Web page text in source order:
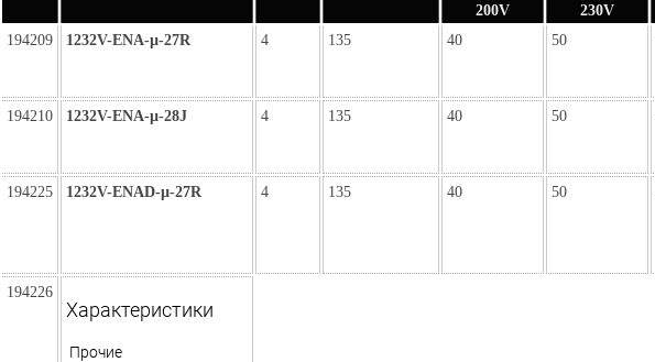
200V
230V
194209 1232V-ENA-µ-27R 4 135 40 50
194210 1232V-ENA-µ-28J 4 135 40 50
194225 1232V-ENAD-µ-27R 4 135 40 50
194226
Характеристики
Прочие